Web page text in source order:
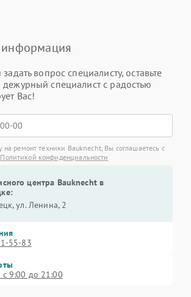
информация
задать вопрос специалисту, оставьте
специалист с радостью
Вас!
на ремонт техники Bauknecht, Вы соглашаетесь с
Политикой конфиденциальности
центра Bauknecht в
ул. Ленина, 2
55-83
9:00 до 21:00